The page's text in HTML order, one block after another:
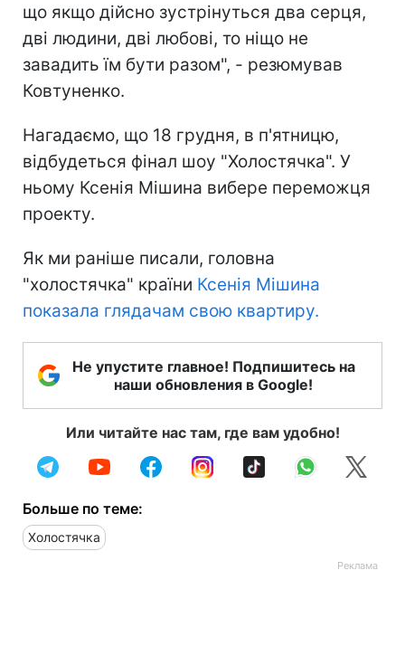
що якщо дійсно зустрінуться два серця,
дві людини, дві любові, то ніщо не
завадить їм бути разом", - резюмував
Ковтуненко.
Нагадаємо, що 18 грудня, в п'ятницю,
відбудеться фінал шоу "Холостячка". У
ньому Ксенія Мішина вибере переможця
проекту.
Як ми раніше писали, головна
"холостячка" країни Ксенія Мішина
показала глядачам свою квартиру.
Не упустите главное! Подпишитесь на
наши обновления в Google!
Или читайте нас там, где вам удобно!
Больше по теме:
Холостячка